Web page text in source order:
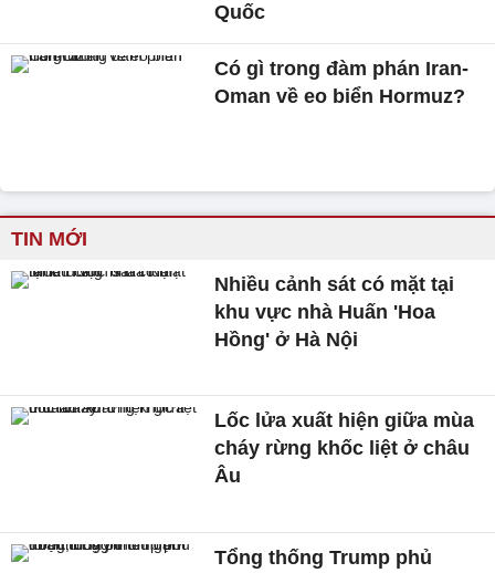
Quốc
Có gì trong đàm phán Iran-
Oman về eo biển Hormuz?
TIN MỚI
Nhiều cảnh sát có mặt tại
khu vực nhà Huấn 'Hoa
Hồng' ở Hà Nội
Lốc lửa xuất hiện giữa mùa
cháy rừng khốc liệt ở châu
Âu
Tổng thống Trump phủ